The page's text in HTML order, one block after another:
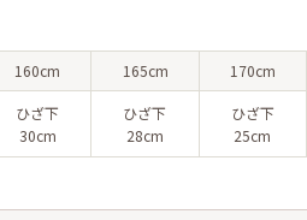
160cm 165cm 170cm
ひざ下
30cm
ひざ下
28cm
ひざ下
25cm